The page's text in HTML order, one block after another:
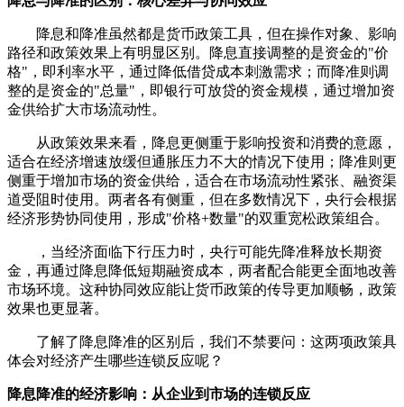
降息和降准虽然都是货币政策工具，但在操作对象、影响
路径和政策效果上有明显区别。降息直接调整的是资金的"价
格"，即利率水平，通过降低借贷成本刺激需求；而降准则调
整的是资金的"总量"，即银行可放贷的资金规模，通过增加资
金供给扩大市场流动性。
从政策效果来看，降息更侧重于影响投资和消费的意愿，
适合在经济增速放缓但通胀压力不大的情况下使用；降准则更
侧重于增加市场的资金供给，适合在市场流动性紧张、融资渠
道受阻时使用。两者各有侧重，但在多数情况下，央行会根据
经济形势协同使用，形成"价格+数量"的双重宽松政策组合。
，当经济面临下行压力时，央行可能先降准释放长期资
金，再通过降息降低短期融资成本，两者配合能更全面地改善
市场环境。这种协同效应能让货币政策的传导更加顺畅，政策
效果也更显著。
了解了降息降准的区别后，我们不禁要问：这两项政策具
体会对经济产生哪些连锁反应呢？
降息降准的经济影响：从企业到市场的连锁反应